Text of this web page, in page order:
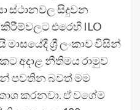
ස්ථානවල සිදුවන
එරෙහි ILO
මාසයේදී ශ්‍රී ලංකාව විසින්
අදාළ නීතිමය රාමුව
පවතින බවත් මම
කරනවා. ඒ වගේම